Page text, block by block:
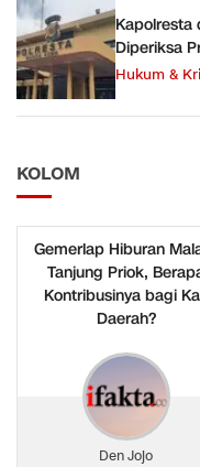
Kapolresta
Diperiksa
Hukum &
KOLOM
Gemerlap Hiburan
Tanjung Priok,
Kontribusinya bagi
Daerah?
Den Jojo